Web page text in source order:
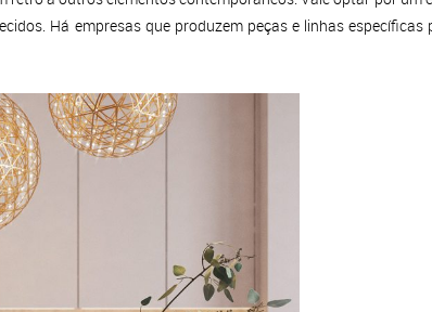
Há empresas que produzem peças e linhas específicas